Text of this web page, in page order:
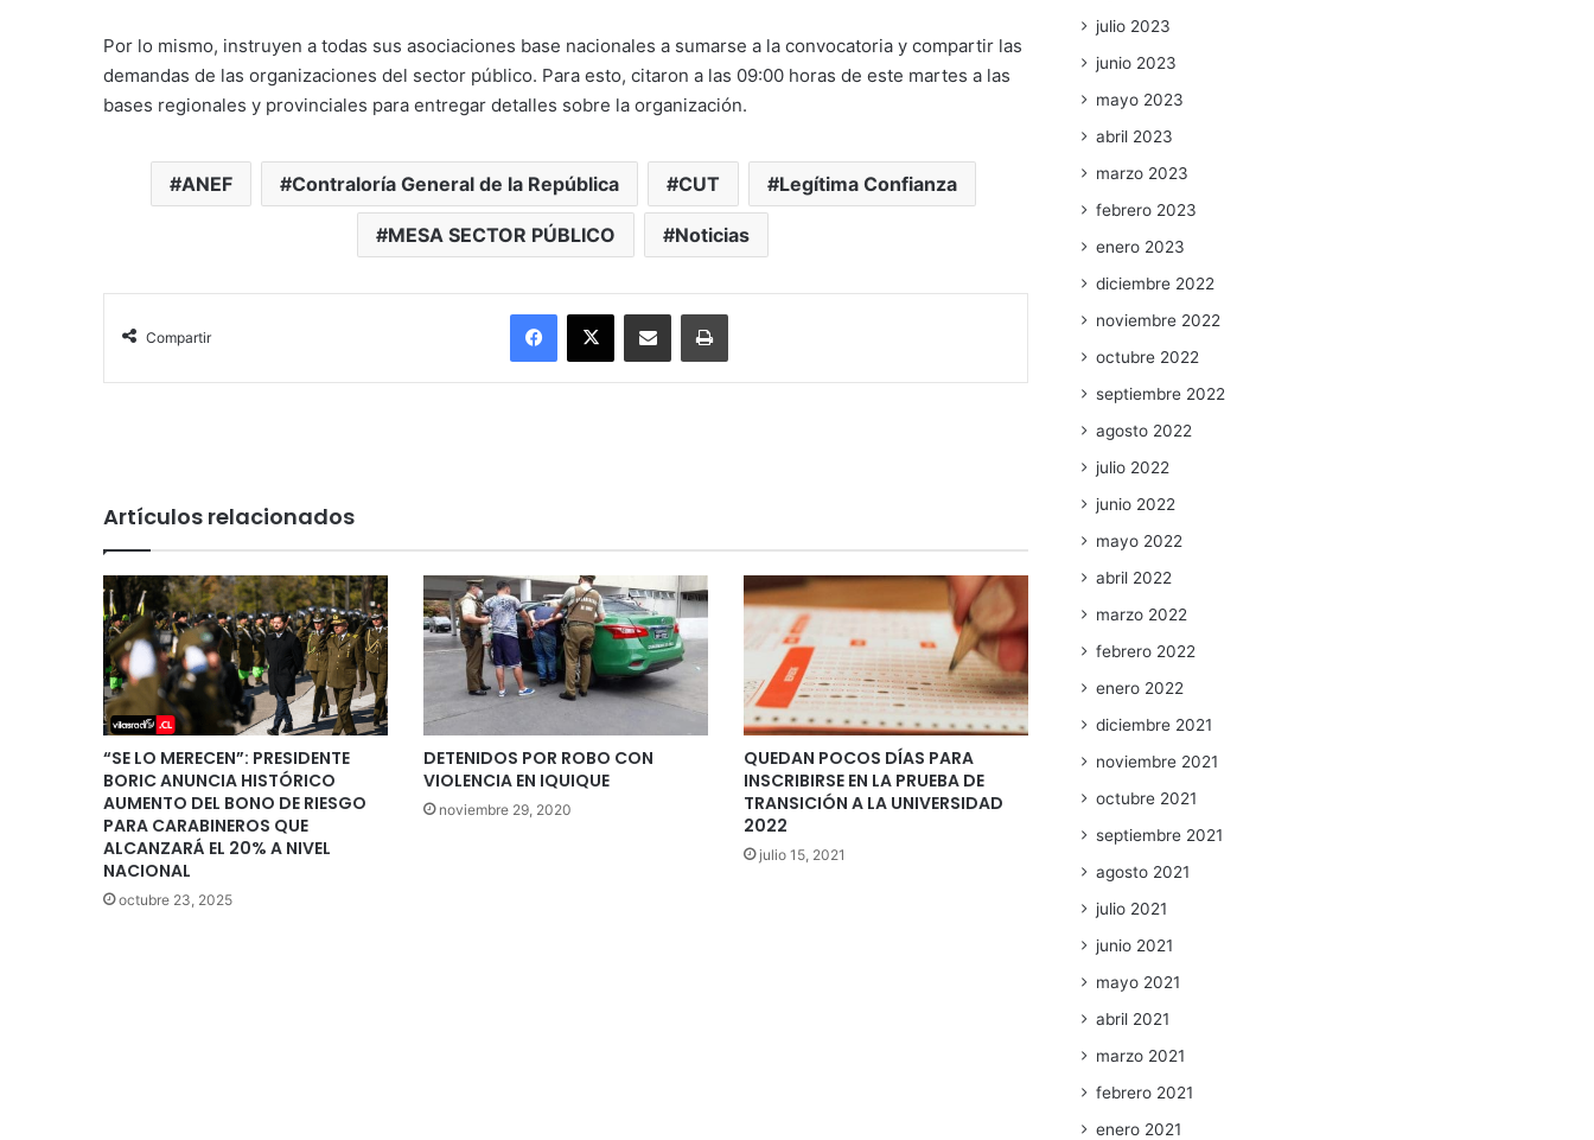
Por lo mismo, instruyen a todas sus asociaciones base nacionales a sumarse a la convocatoria y compartir las
demandas de las organizaciones del sector público. Para esto, citaron a las 09:00 horas de este martes a las
bases regionales y provinciales para entregar detalles sobre la organización.
ANEF Contraloría General de la República CUT Legítima Confianza
MESA SECTOR PÚBLICO Noticias
Compartir
Facebook
X Enviar vía email Imprimir
Artículos relacionados
“SE LO MERECEN”: PRESIDENTE
BORIC ANUNCIA HISTÓRICO
AUMENTO DEL BONO DE RIESGO
PARA CARABINEROS QUE
ALCANZARÁ EL 20% A NIVEL
NACIONAL
octubre 23, 2025
DETENIDOS POR ROBO CON
VIOLENCIA EN IQUIQUE
noviembre 29, 2020
QUEDAN POCOS DÍAS PARA
INSCRIBIRSE EN LA PRUEBA DE
TRANSICIÓN A LA UNIVERSIDAD
2022
julio 15, 2021
julio 2023
junio 2023
mayo 2023
abril 2023
marzo 2023
febrero 2023
enero 2023
diciembre 2022
noviembre 2022
octubre 2022
septiembre 2022
agosto 2022
julio 2022
junio 2022
mayo 2022
abril 2022
marzo 2022
febrero 2022
enero 2022
diciembre 2021
noviembre 2021
octubre 2021
septiembre 2021
agosto 2021
julio 2021
junio 2021
mayo 2021
abril 2021
marzo 2021
febrero 2021
enero 2021